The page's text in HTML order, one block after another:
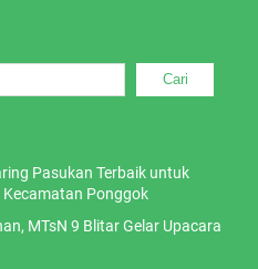
Cari
Pasukan Terbaik untuk
Ponggok
MTsN 9 Blitar Gelar Upacara